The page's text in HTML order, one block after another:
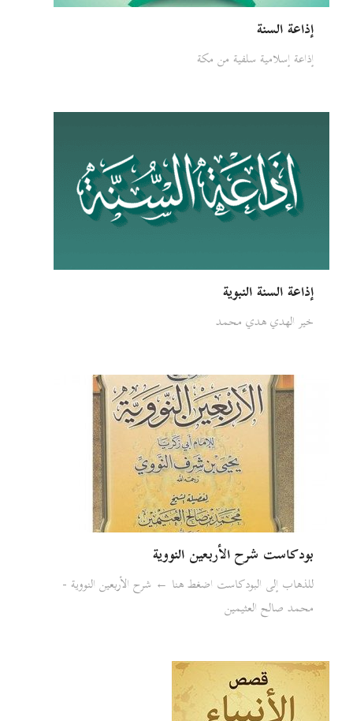
إذاعة السنة
إذاعة إسلامية سلفية من مكة
إذاعة السنة النبوية
خير الهدي هدي محمد
بودكاست شرح الأربعين النووية
للذهاب إلى البودكاست اضغط هنا ← شرح الأربعين النووية -
محمد صالح العثيمين